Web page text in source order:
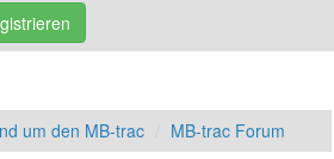
um den MB-trac MB-trac Forum